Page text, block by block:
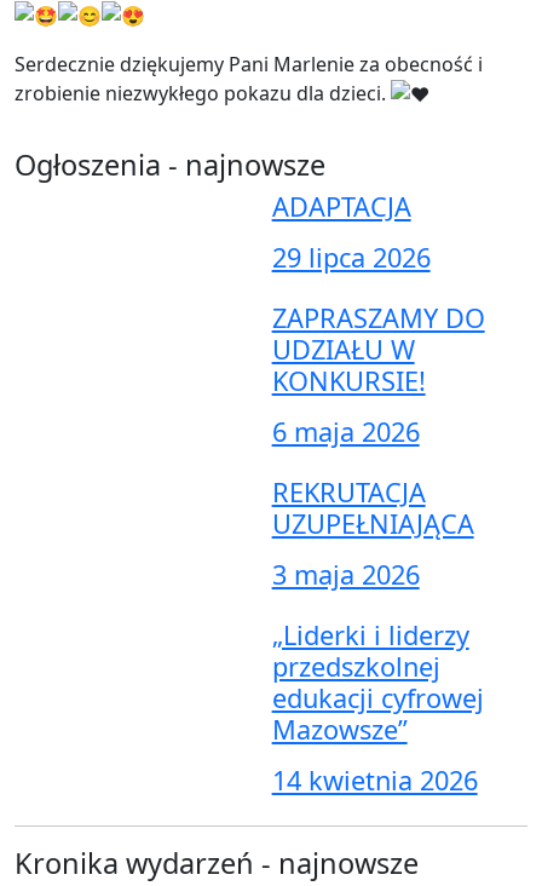
Serdecznie dziękujemy Pani Marlenie za obecność i
zrobienie niezwykłego pokazu dla dzieci.
Ogłoszenia - najnowsze
ADAPTACJA
29 lipca 2026
ZAPRASZAMY DO
UDZIAŁU W
KONKURSIE!
6 maja 2026
REKRUTACJA
UZUPEŁNIAJĄCA
3 maja 2026
„Liderki i liderzy
przedszkolnej
edukacji cyfrowej
Mazowsze”
14 kwietnia 2026
Kronika wydarzeń - najnowsze